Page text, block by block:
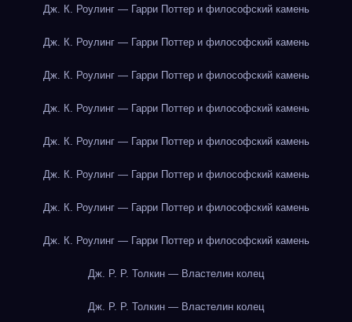
Дж. К. Роулинг — Гарри Поттер и философский камень
Дж. К. Роулинг — Гарри Поттер и философский камень
Дж. К. Роулинг — Гарри Поттер и философский камень
Дж. К. Роулинг — Гарри Поттер и философский камень
Дж. К. Роулинг — Гарри Поттер и философский камень
Дж. К. Роулинг — Гарри Поттер и философский камень
Дж. К. Роулинг — Гарри Поттер и философский камень
Дж. К. Роулинг — Гарри Поттер и философский камень
Дж. Р. Р. Толкин — Властелин колец
Дж. Р. Р. Толкин — Властелин колец